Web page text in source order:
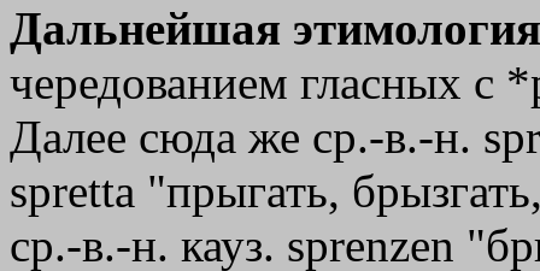
Дальнейшая
чередованием гласных с
Далее сюда же ср.-в.-н.
spretta "прыгать,
ср.-в.-н. кауз. sprenzen